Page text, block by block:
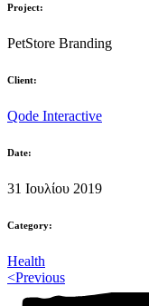
Project:
PetStore Branding
Client:
Qode Interactive
Date:
31 Ιουλίου 2019
Category:
Health
<Previous